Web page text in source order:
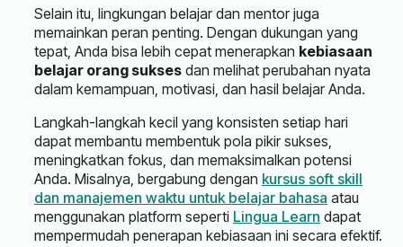
Selain itu, lingkungan belajar dan mentor juga
memainkan peran penting. Dengan dukungan yang
tepat, Anda bisa lebih cepat menerapkan kebiasaan
belajar orang sukses dan melihat perubahan nyata
dalam kemampuan, motivasi, dan hasil belajar Anda.
Langkah-langkah kecil yang konsisten setiap hari
dapat membantu membentuk pola pikir sukses,
meningkatkan fokus, dan memaksimalkan potensi
Anda. Misalnya, bergabung dengan kursus soft skill
dan manajemen waktu untuk belajar bahasa atau
menggunakan platform seperti Lingua Learn dapat
mempermudah penerapan kebiasaan ini secara efektif.